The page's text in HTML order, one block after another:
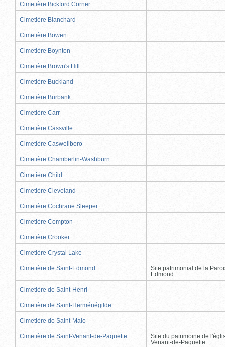
Cimetière Bickford Corner
Cimetière Blanchard
Cimetière Bowen
Cimetière Boynton
Cimetière Brown's Hill
Cimetière Buckland
Cimetière Burbank
Cimetière Carr
Cimetière Cassville
Cimetière Caswellboro
Cimetière Chamberlin-Washburn
Cimetière Child
Cimetière Cleveland
Cimetière Cochrane Sleeper
Cimetière Compton
Cimetière Crooker
Cimetière Crystal Lake
Cimetière de Saint-Edmond
Site patrimonial de la
Edmond
Cimetière de Saint-Henri
Cimetière de Saint-Herménégilde
Cimetière de Saint-Malo
Cimetière de Saint-Venant-de-Paquette
Site du patrimoine de
Venant-de-Paquette